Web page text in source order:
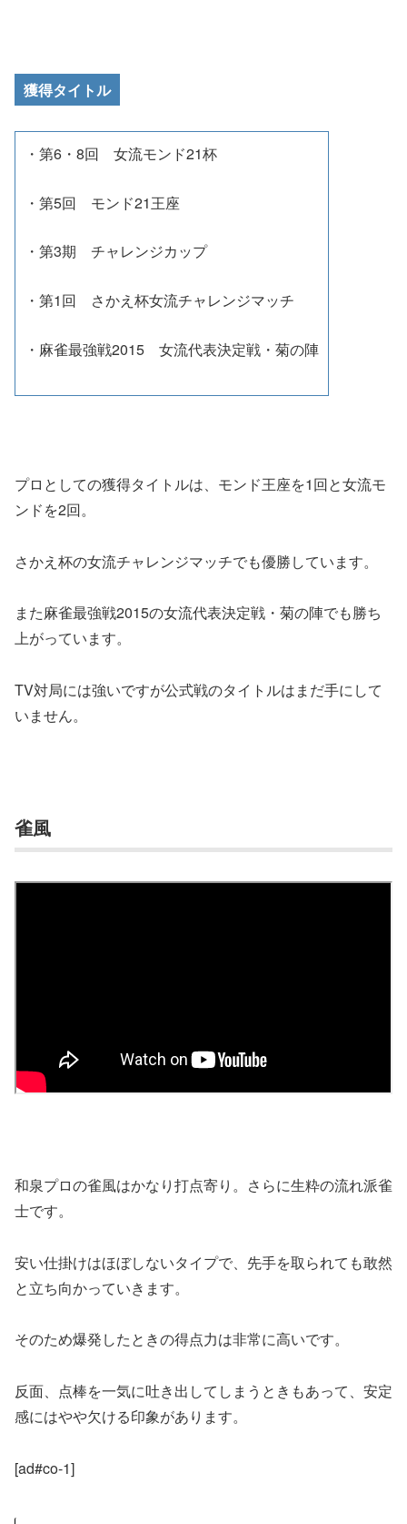
獲得タイトル
・第6・8回 女流モンド21杯
・第5回 モンド21王座
・第3期 チャレンジカップ
・第1回 さかえ杯女流チャレンジマッチ
・麻雀最強戦2015 女流代表決定戦・菊の陣
プロとしての獲得タイトルは、モンド王座を1回と女流モ
ンドを2回。
さかえ杯の女流チャレンジマッチでも優勝しています。
また麻雀最強戦2015の女流代表決定戦・菊の陣でも勝ち
上がっています。
TV対局には強いですが公式戦のタイトルはまだ手にして
いません。
雀風
和泉プロの雀風はかなり打点寄り。さらに生粋の流れ派雀
士です。
安い仕掛けはほぼしないタイプで、先手を取られても敢然
と立ち向かっていきます。
そのため爆発したときの得点力は非常に高いです。
反面、点棒を一気に吐き出してしまうときもあって、安定
感にはやや欠ける印象があります。
[ad#co-1]